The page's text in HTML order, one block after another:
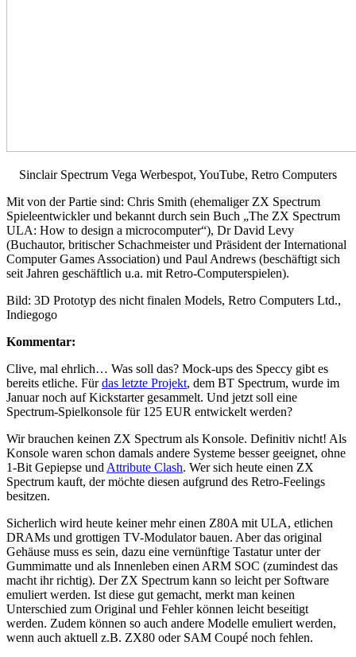
Sinclair Spectrum Vega Werbespot, YouTube, Retro Computers
Mit von der Partie sind: Chris Smith (ehemaliger ZX Spectrum
Spieleentwickler und bekannt durch sein Buch „The ZX Spectrum
ULA: How to design a microcomputer“), Dr David Levy
(Buchautor, britischer Schachmeister und Präsident der International
Computer Games Association) und Paul Andrews (beschäftigt sich
seit Jahren geschäftlich u.a. mit Retro-Computerspielen).
Bild: 3D Prototyp des nicht finalen Models, Retro Computers Ltd.,
Indiegogo
Kommentar:
Clive, mal ehrlich… Was soll das? Mock-ups des Speccy gibt es
bereits etliche. Fürdas letzte Projekt, dem BT Spectrum, wurde im
Januar noch auf Kickstarter gesammelt. Und jetzt soll eine
Spectrum-Spielkonsole für 125 EUR entwickelt werden?
Wir brauchen keinen ZX Spectrum als Konsole. Definitiv nicht! Als
Konsole waren schon damals andere Systeme besser geeignet, ohne
1-Bit Gepiepse und Attribute Clash. Wer sich heute einen ZX
Spectrum kauft, der möchte diesen aufgrund des Retro-Feelings
besitzen.
Sicherlich wird heute keiner mehr einen Z80A mit ULA, etlichen
DRAMs und grottigen TV-Modulator bauen. Aber das original
Gehäuse muss es sein, dazu eine vernünftige Tastatur unter der
Gummimatte und als Innenleben einen ARM SOC (zumindest das
macht ihr richtig). Der ZX Spectrum kann so leicht per Software
emuliert werden. Ist diese gut gemacht, merkt man keinen
Unterschied zum Original und Fehler können leicht beseitigt
werden. Zudem können so auch andere Modelle emuliert werden,
wenn auch aktuell z.B. ZX80 oder SAM Coupé noch fehlen.